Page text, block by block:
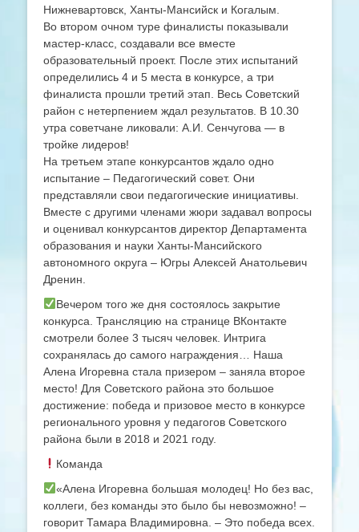
Нижневартовск, Ханты-Мансийск и Когалым.
Во втором очном туре финалисты показывали
мастер-класс, создавали все вместе
образовательный проект. После этих испытаний
определились 4 и 5 места в конкурсе, а три
финалиста прошли третий этап. Весь Советский
район с нетерпением ждал результатов. В 10.30
утра советчане ликовали: А.И. Сенчугова — в
тройке лидеров!
На третьем этапе конкурсантов ждало одно
испытание – Педагогический совет. Они
представляли свои педагогические инициативы.
Вместе с другими членами жюри задавал вопросы
и оценивал конкурсантов директор Департамента
образования и науки Ханты-Мансийского
автономного округа – Югры Алексей Анатольевич
Дренин.
Вечером того же дня состоялось закрытие
конкурса. Трансляцию на странице ВКонтакте
смотрели более 3 тысяч человек. Интрига
сохранялась до самого награждения… Наша
Алена Игоревна стала призером – заняла второе
место! Для Советского района это большое
достижение: победа и призовое место в конкурсе
регионального уровня у педагогов Советского
района были в 2018 и 2021 году.
Команда
«Алена Игоревна большая молодец! Но без вас,
коллеги, без команды это было бы невозможно! –
говорит Тамара Владимировна. – Это победа всех.